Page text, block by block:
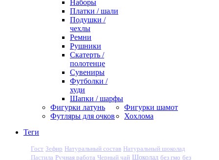
Наборы
Платки / шали
Подушки /
чехлы
Ремни
Рушники
Скатерть /
полотенце
Сувениры
Футболки /
худи
Шапки / шарфы
Фигурки латунь
Фигурки шамот
Футляры для очков
Хохлома
Теги
Гост Зефир Натуральный состав Натуральный шоколад
Пастила Ручная работа Черный чай Шоколад без гмо без